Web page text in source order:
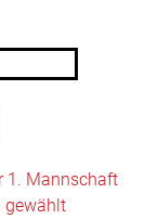
1. Mannschaft
gewählt